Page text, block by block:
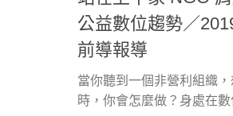
公益數位趨勢／
前導報導
當你聽到一個非營利組織
時，你會怎麼做？身處在數